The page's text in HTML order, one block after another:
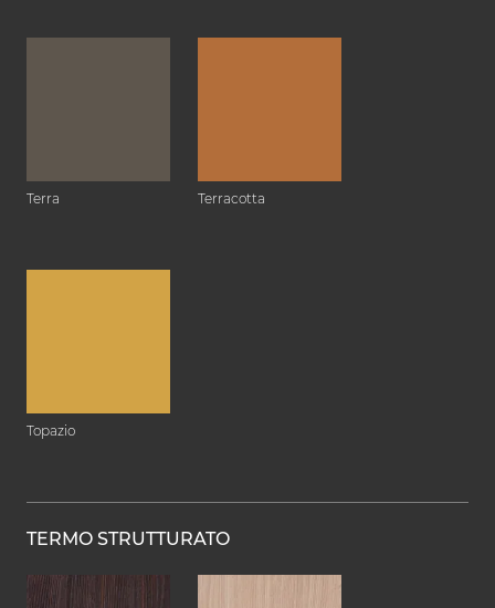
Terra Terracotta
Topazio
TERMO STRUTTURATO